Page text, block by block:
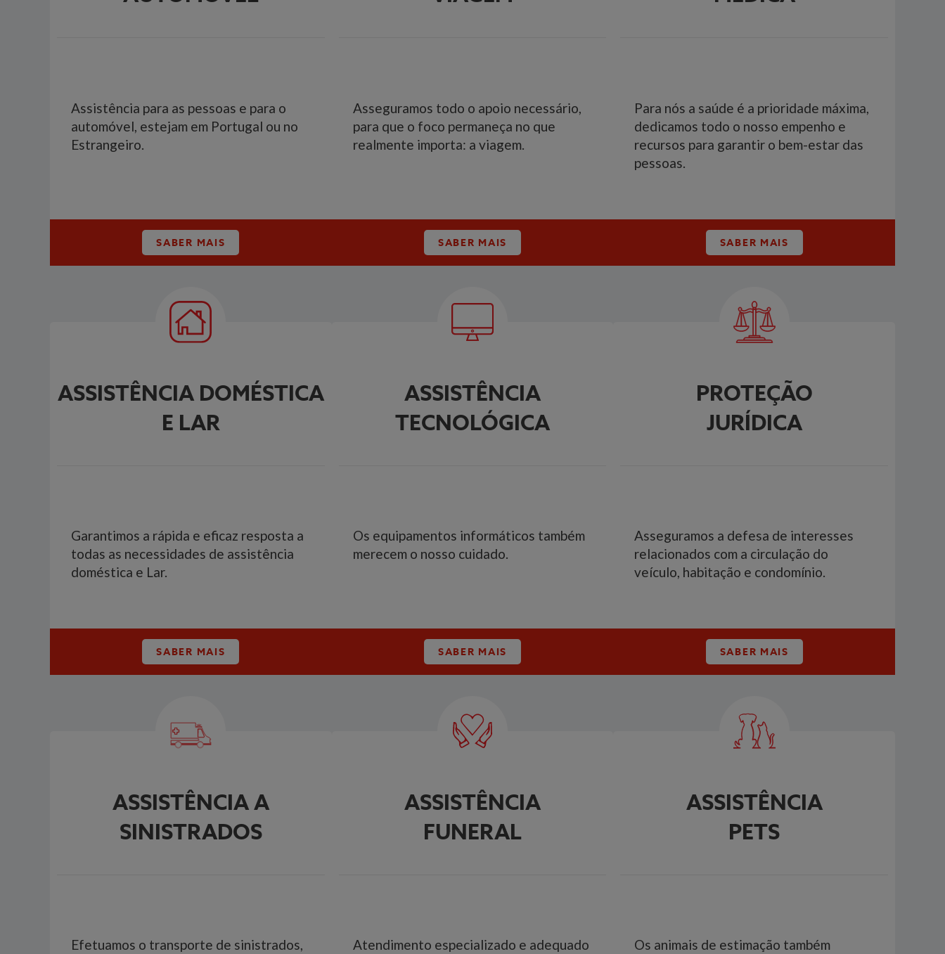
Assistência para as pessoas e para o
automóvel, estejam em Portugal ou no
Estrangeiro.
SABER MAIS
Asseguramos todo o apoio necessário,
para que o foco permaneça no que
realmente importa: a viagem.
SABER MAIS
Para nós a saúde é a prioridade máxima,
dedicamos todo o nosso empenho e
recursos para garantir o bem-estar das
pessoas.
SABER MAIS
ASSISTÊNCIA DOMÉSTICA
E LAR
Garantimos a rápida e eficaz resposta a
todas as necessidades de assistência
doméstica e Lar.
SABER MAIS
ASSISTÊNCIA
TECNOLÓGICA
Os equipamentos informáticos também
merecem o nosso cuidado.
SABER MAIS
PROTEÇÃO
JURÍDICA
Asseguramos a defesa de interesses
relacionados com a circulação do
veículo, habitação e condomínio.
SABER MAIS
ASSISTÊNCIA A
SINISTRADOS
Efetuamos o transporte de sinistrados,
ASSISTÊNCIA
FUNERAL
Atendimento especializado e adequado
ASSISTÊNCIA
PETS
Os animais de estimação também